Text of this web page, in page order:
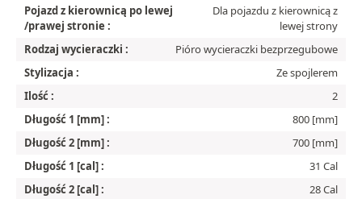
Pojazd z kierownicą po lewej
/prawej stronie :
Dla pojazdu z kierownicą z
lewej strony
Rodzaj wycieraczki :
Pióro wycieraczki bezprzegubowe
Stylizacja :
Ze spojlerem
Ilość :
2
Długość 1 [mm] :
800 [mm]
Długość 2 [mm] :
700 [mm]
Długość 1 [cal] :
31 Cal
Długość 2 [cal] :
28 Cal